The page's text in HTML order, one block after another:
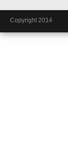
Copyright 2014